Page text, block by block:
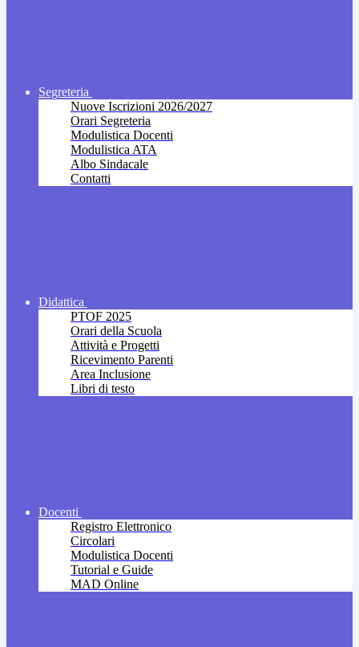
Segreteria
Nuove Iscrizioni 2026/2027
Orari Segreteria
Modulistica Docenti
Modulistica ATA
Albo Sindacale
Contatti
Didattica
PTOF 2025
Orari della Scuola
Attività e Progetti
Ricevimento Parenti
Area Inclusione
Libri di testo
Docenti
Registro Elettronico
Circolari
Modulistica Docenti
Tutorial e Guide
MAD Online